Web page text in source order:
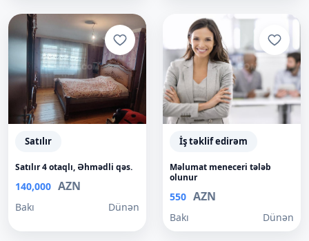
Satılır
Satılır 4 otaqlı, Əhmədli qəs.
140,000 AZN
Bakı Dünən
İş təklif edirəm
Məlumat meneceri tələb
olunur
550 AZN
Bakı Dünən